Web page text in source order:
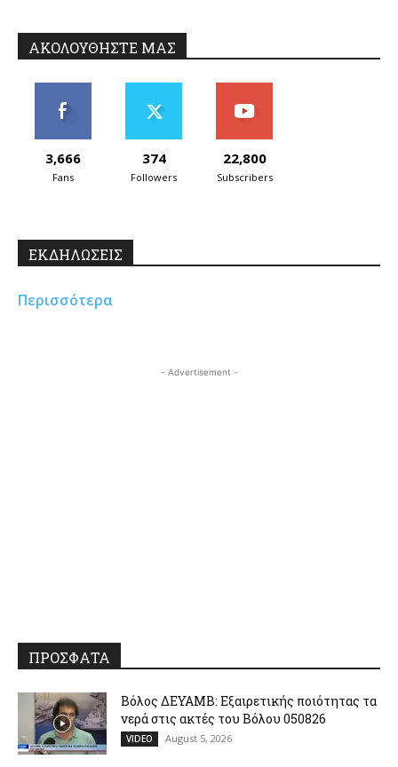
ΑΚΟΛΟΥΘΗΣΤΕ ΜΑΣ
3,666
Fans
374
Followers
22,800
Subscribers
ΕΚΔΗΛΩΣΕΙΣ
Περισσότερα
- Advertisement -
ΠΡΟΣΦΑΤΑ
Βόλος ΔΕΥΑΜΒ: Εξαιρετικής ποιότητας τα
νερά στις ακτές του Βόλου 050826
VIDEO August 5, 2026